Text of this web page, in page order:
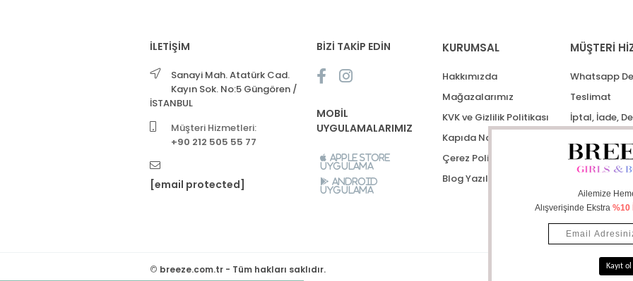
İLETİŞİM
Sanayi Mah. Atatürk Cad.
Kayın Sok. No:5 Güngören /
İSTANBUL
Müşteri Hizmetleri:
+90 212 505 55 77
[email protected]
BİZİ TAKİP EDİN
MOBİL
UYGULAMALARIMIZ
Apple Store
Uygulama
Android
Uygulama
KURUMSAL
Hakkımızda
Mağazalarımız
KVK ve Gizlilik Politikası
Kapıda Nakit Ödeme
Çerez Politikası
Blog Yazıları
MÜŞTERİ
Whatsapp
Teslimat
İptal, İade,
© breeze.com.tr - Tüm hakları saklıdır.